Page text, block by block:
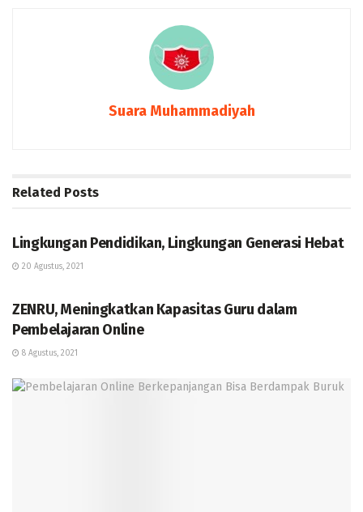
Suara Muhammadiyah
Related Posts
Lingkungan Pendidikan, Lingkungan Generasi Hebat
20 Agustus, 2021
ZENRU, Meningkatkan Kapasitas Guru dalam
Pembelajaran Online
8 Agustus, 2021